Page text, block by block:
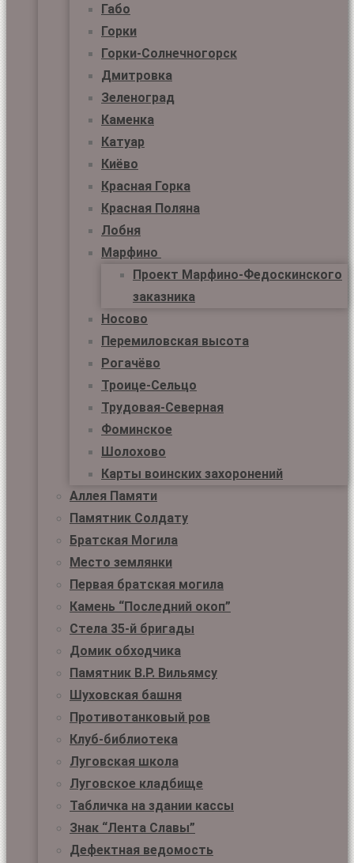
Габо
Горки
Горки-Солнечногорск
Дмитровка
Зеленоград
Каменка
Катуар
Киёво
Красная Горка
Красная Поляна
Лобня
Марфино
Проект Марфино-Федоскинского
заказника
Носово
Перемиловская высота
Рогачёво
Троице-Сельцо
Трудовая-Северная
Фоминское
Шолохово
Карты воинских захоронений
Аллея Памяти
Памятник Солдату
Братская Могила
Место землянки
Первая братская могила
Камень “Последний окоп”
Стела 35-й бригады
Домик обходчика
Памятник В.Р. Вильямсу
Шуховская башня
Противотанковый ров
Клуб-библиотека
Луговская школа
Луговское кладбище
Табличка на здании кассы
Знак “Лента Славы”
Дефектная ведомость